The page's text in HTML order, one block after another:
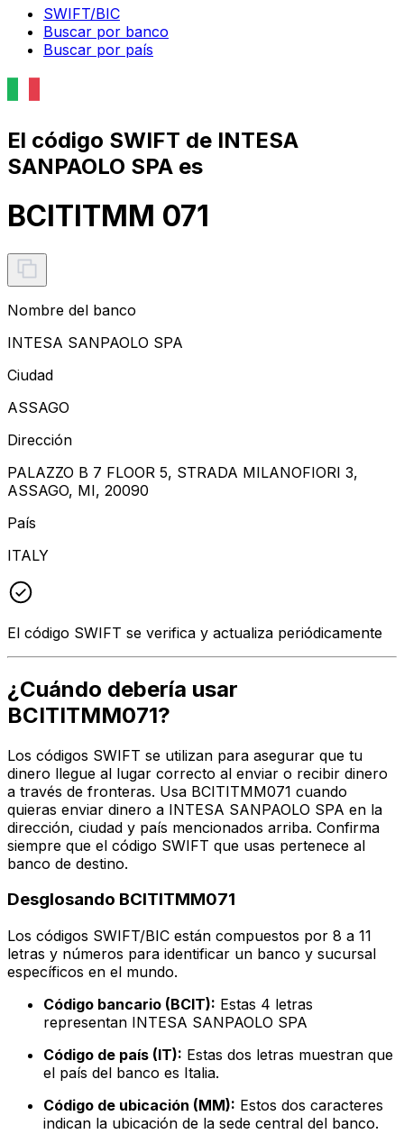
SWIFT/BIC
Buscar por banco
Buscar por país
El código SWIFT de INTESA
SANPAOLO SPA es
BCITITMM 071
Nombre del banco
INTESA SANPAOLO SPA
Ciudad
ASSAGO
Dirección
PALAZZO B 7 FLOOR 5, STRADA MILANOFIORI 3,
ASSAGO, MI, 20090
País
ITALY
El código SWIFT se verifica y actualiza periódicamente
¿Cuándo debería usar
BCITITMM071?
Los códigos SWIFT se utilizan para asegurar que tu
dinero llegue al lugar correcto al enviar o recibir dinero
a través de fronteras. Usa BCITITMM071 cuando
quieras enviar dinero a INTESA SANPAOLO SPA en la
dirección, ciudad y país mencionados arriba. Confirma
siempre que el código SWIFT que usas pertenece al
banco de destino.
Desglosando BCITITMM071
Los códigos SWIFT/BIC están compuestos por 8 a 11
letras y números para identificar un banco y sucursal
específicos en el mundo.
Código bancario (BCIT): Estas 4 letras
representan INTESA SANPAOLO SPA
Código de país (IT): Estas dos letras muestran que
el país del banco es Italia.
Código de ubicación (MM): Estos dos caracteres
indican la ubicación de la sede central del banco.